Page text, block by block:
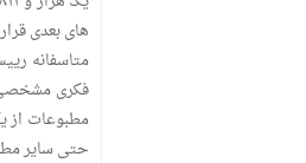
های بعدی
متاسفانه
فکری مشخصی
مطبوعات از